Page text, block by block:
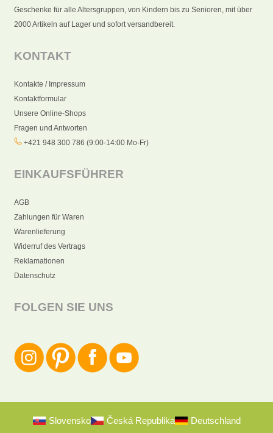
Geschenke für alle Altersgruppen, von Kindern bis zu Senioren, mit über
2000 Artikeln auf Lager und sofort versandbereit.
KONTAKT
Kontakte / Impressum
Kontaktformular
Unsere Online-Shops
Fragen und Antworten
+421 948 300 786 (9:00-14:00 Mo-Fr)
EINKAUFSFÜHRER
AGB
Zahlungen für Waren
Warenlieferung
Widerruf des Vertrags
Reklamationen
Datenschutz
FOLGEN SIE UNS
Slovensko Česká Republika Deutschland